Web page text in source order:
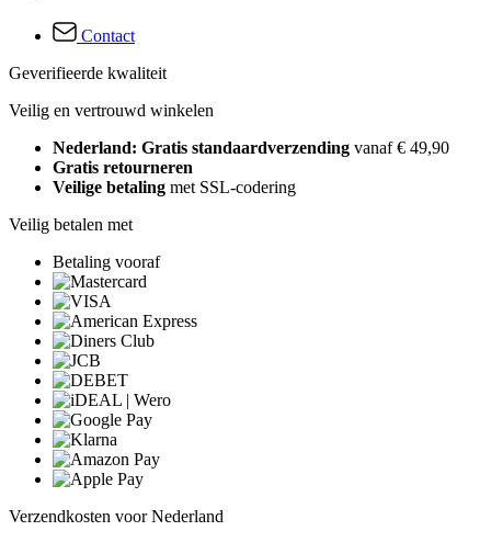
Contact
Geverifieerde kwaliteit
Veilig en vertrouwd winkelen
Nederland: Gratis standaardverzending vanaf € 49,90
Gratis retourneren
Veilige betaling met SSL-codering
Veilig betalen met
Betaling vooraf
Verzendkosten voor Nederland